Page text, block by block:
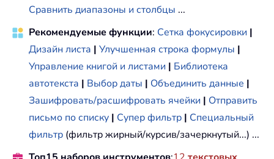
Сравнить диапазоны и столбцы ...
Рекомендуемые функции: Сетка фокусировки |
Дизайн листа | Улучшенная строка формулы |
Управление книгой и листами | Библиотека
автотекста | Выбор даты | Объединить данные |
Зашифровать/расшифровать ячейки | Отправить
письмо по списку | Супер фильтр | Специальный
фильтр (фильтр жирный/курсив/зачеркнутый...) ...